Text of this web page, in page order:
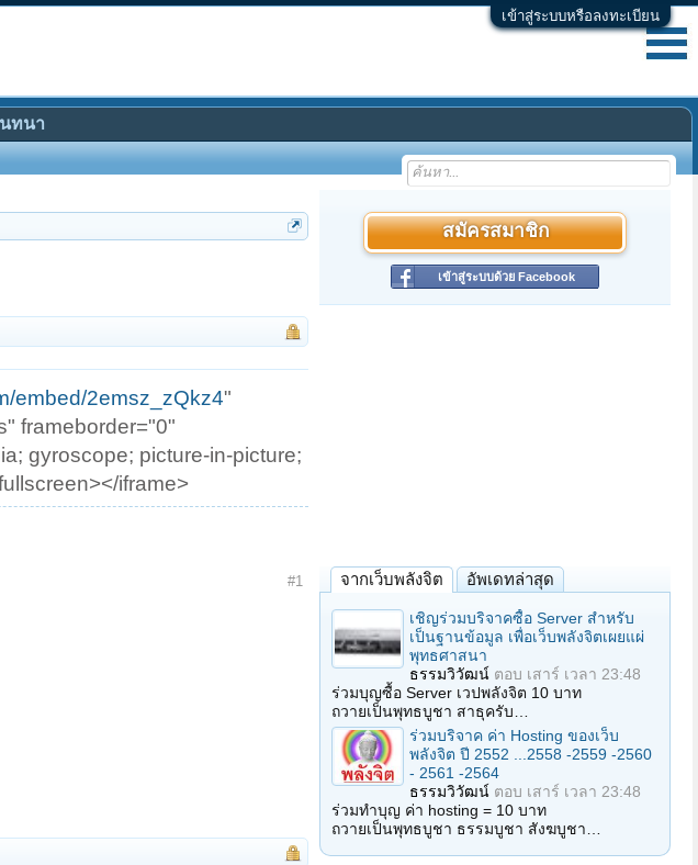
เข้าสู่ระบบหรือลงทะเบียน
embed/2emsz_zQkz4"
frameborder="0"
gyroscope; picture-in-picture;
iframe>
#1
สมัครสมาชิก
เข้าสู่ระบบด้วย Facebook
จากเว็บพลังจิต อัพเดทล่าสุด
เชิญร่วมบริจาคซื้อ Server สำหรับ
เป็นฐานข้อมูล เพื่อเว็บพลังจิตเผยแผ่
พุทธศาสนา
ธรรมวิวัฒน์ ตอบ เสาร์ เวลา 23:48
ร่วมบุญซื้อ Server เวปพลังจิต 10 บาท
ถวายเป็นพุทธบูชา สาธุครับ…
ร่วมบริจาค ค่า Hosting ของเว็บ
พลังจิต ปี 2552 ...2558 -2559 -2560
- 2561 -2564
ธรรมวิวัฒน์ ตอบ เสาร์ เวลา 23:48
ร่วมทำบุญ ค่า hosting = 10 บาท
ถวายเป็นพุทธบูชา ธรรมบูชา สังฆบูชา…
ทนา